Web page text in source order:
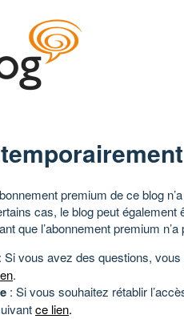
premium de ce blog
cas, le blog peut également
que l’abonnement premium
: Si vous avez des questions,
.
: Si vous souhaitez rétablir
ce lien.